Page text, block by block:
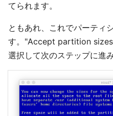
てられます。
ともあれ、これでパーティ
す。"Accept partition
選択して次のステップに進み